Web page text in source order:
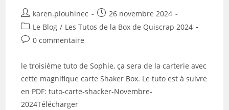
Auteur/autrice
de
la
publication :
karen.plouhinec
Publication
publiée :
26 novembre 2024
Post
category:
Le Blog / Les Tutos de la Box de Quiscrap 2024
Commentaires
la
0 commentaire
le troisième tuto de Sophie, ça sera de la carterie avec
cette magnifique carte Shaker Box. Le tuto est à suivre
en PDF: tuto-carte-shacker-Novembre-
2024Télécharger